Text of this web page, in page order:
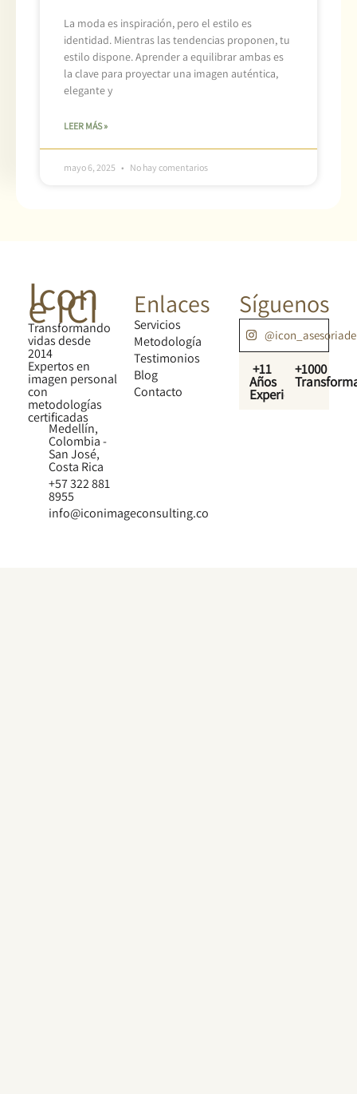
La moda es inspiración, pero el estilo es
identidad. Mientras las tendencias proponen, tu
estilo dispone. Aprender a equilibrar ambas es
la clave para proyectar una imagen auténtica,
elegante y
LEER MÁS »
mayo 6, 2025 No hay comentarios
Icon
e ICI
Transformando
vidas desde
2014
Expertos en
imagen personal
con
metodologías
certificadas
Medellín,
Colombia -
San José,
Costa Rica
+57 322 881
8955
info@iconimageconsulting.co
Enlaces
Servicios
Metodología
Testimonios
Blog
Contacto
Síguenos
+11
Años
Experiencia
+1000